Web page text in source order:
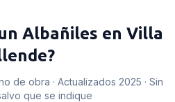
Albañiles en Villa
?
de obra · Actualizados 2025 · Sin
que se indique